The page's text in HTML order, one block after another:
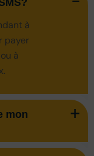
à
payer
à
mon